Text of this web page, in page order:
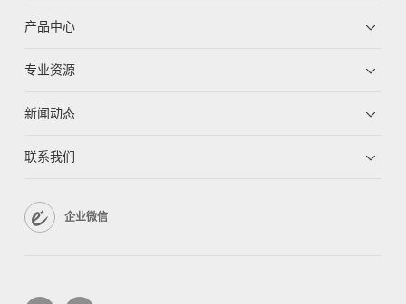
产品中心
专业资源
新闻动态
联系我们
企业微信